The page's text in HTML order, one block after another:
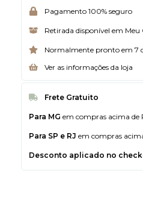
Pagamento 100% seguro
Retirada disponível em Meu
Normalmente pronto em 7
Ver as informações da loja
Frete Gratuito
Para MG em compras acima
Para SP e RJ em compras
Desconto aplicado no